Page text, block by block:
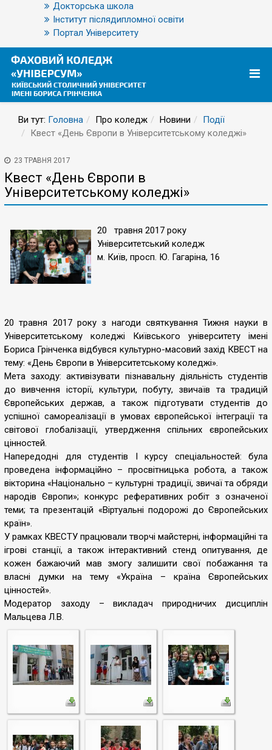
Докторська школа
Інститут післядипломної освіти
Портал Університету
Ви тут: Головна Про коледж Новини
Події
Квест «День Європи в Університетському коледжі»
23 ТРАВНЯ 2017
Квест «День Європи в
Університетському коледжі»
20 травня 2017 року
Університетський коледж
м. Київ, просп. Ю. Гагаріна, 16
20 травня 2017 року з нагоди святкування Тижня науки в
Університетському коледжі Київського університету імені
Бориса Грінченка відбувся культурно-масовий захід КВЕСТ на
тему: «День Європи в Університетському коледжі».
Мета заходу: активізувати пізнавальну діяльність студентів
до вивчення історії, культури, побуту, звичаїв та традицій
Європейських держав, а також підготувати студентів до
успішної самореалізації в умовах європейської інтеграції та
світової глобалізації, утвердження спільних європейських
цінностей.
Напередодні для студентів І курсу спеціальностей: була
проведена інформаційно – просвітницька робота, а також
вікторина «Національно – культурні традиції, звичаї та обряди
народів Європи»; конкурс реферативних робіт з означеної
теми; та презентацій «Віртуальні подорожі до Європейських
країн».
У рамках КВЕСТУ працювали творчі майстерні, інформаційні та
ігрові станції, а також інтерактивний стенд опитування, де
кожен бажаючий мав змогу залишити свої побажання та
власні думки на тему «Україна – країна Європейських
цінностей».
Модератор заходу – викладач природничих дисциплін
Мальцева Л.В.